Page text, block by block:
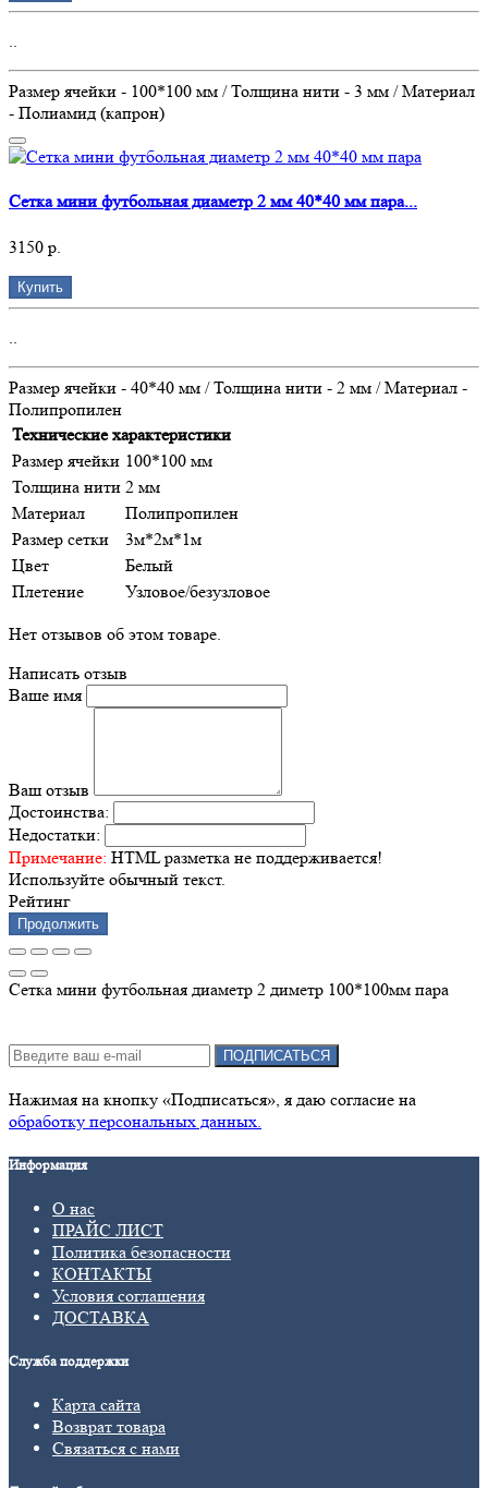
..
Размер ячейки - 100*100 мм / Толщина нити - 3 мм / Материал
- Полиамид (капрон)
Сетка мини футбольная диаметр 2 мм 40*40 мм пара...
3150 р.
Купить
Размер ячейки - 40*40 мм / Толщина нити - 2 мм / Материал -
Полипропилен
Технические характеристики
Размер ячейки 100*100 мм
Толщина нити 2 мм
Материал
Полипропилен
Размер сетки
3м*2м*1м
Цвет
Белый
Плетение
Узловое/безузловое
Нет отзывов об этом товаре.
Написать отзыв
Ваше имя
Ваш отзыв
Достоинства:
Недостатки:
Примечание: HTML разметка не поддерживается!
Используйте обычный текст.
Рейтинг
Продолжить
Сетка мини футбольная диаметр 2 диметр 100*100мм пара
ПОДПИСАТЬСЯ
Нажимая на кнопку «Подписаться», я даю cогласие на
обработку персональных данных.
Информация
О нас
ПРАЙС ЛИСТ
Политика безопасности
КОНТАКТЫ
Условия соглашения
ДОСТАВКА
Служба поддержки
Карта сайта
Возврат товара
Связаться с нами